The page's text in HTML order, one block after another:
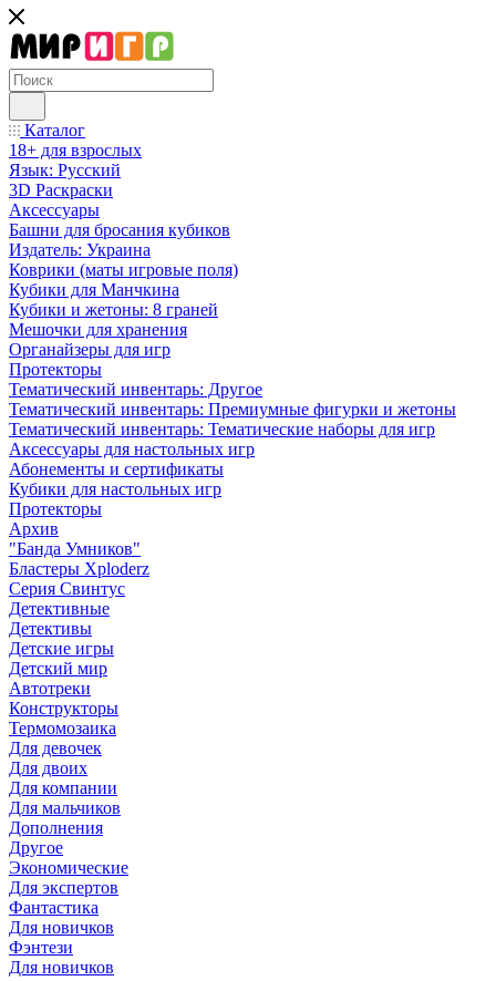
Каталог
18+ для взрослых
Язык: Русский
3D Раскраски
Аксессуары
Башни для бросания кубиков
Издатель: Украина
Коврики (маты игровые поля)
Кубики для Манчкина
Кубики и жетоны: 8 граней
Мешочки для хранения
Органайзеры для игр
Протекторы
Тематический инвентарь: Другое
Тематический инвентарь: Премиумные фигурки и жетоны
Тематический инвентарь: Тематические наборы для игр
Аксессуары для настольных игр
Абонементы и сертификаты
Кубики для настольных игр
Протекторы
Архив
"Банда Умников"
Бластеры Xploderz
Cерия Свинтус
Детективные
Детективы
Детские игры
Детский мир
Автотреки
Конструкторы
Термомозаика
Для девочек
Для двоих
Для компании
Для мальчиков
Дополнения
Другое
Экономические
Для экспертов
Фантастика
Для новичков
Фэнтези
Для новичков